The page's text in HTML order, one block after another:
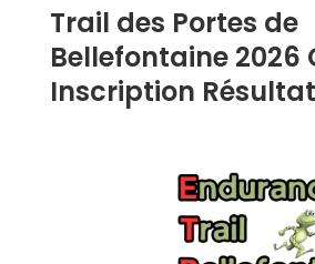
Trail des Portes de
Bellefontaine 2026
Inscription